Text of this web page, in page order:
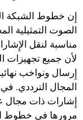
إِن خطوط الشبكة
الصوت التمثيلية
مناسبة لنقل
لأن جميع تجهيزات
إِرسال ونواخب
المجال الترددي.
إِشارات ذات مجال
مرورها في خطوط